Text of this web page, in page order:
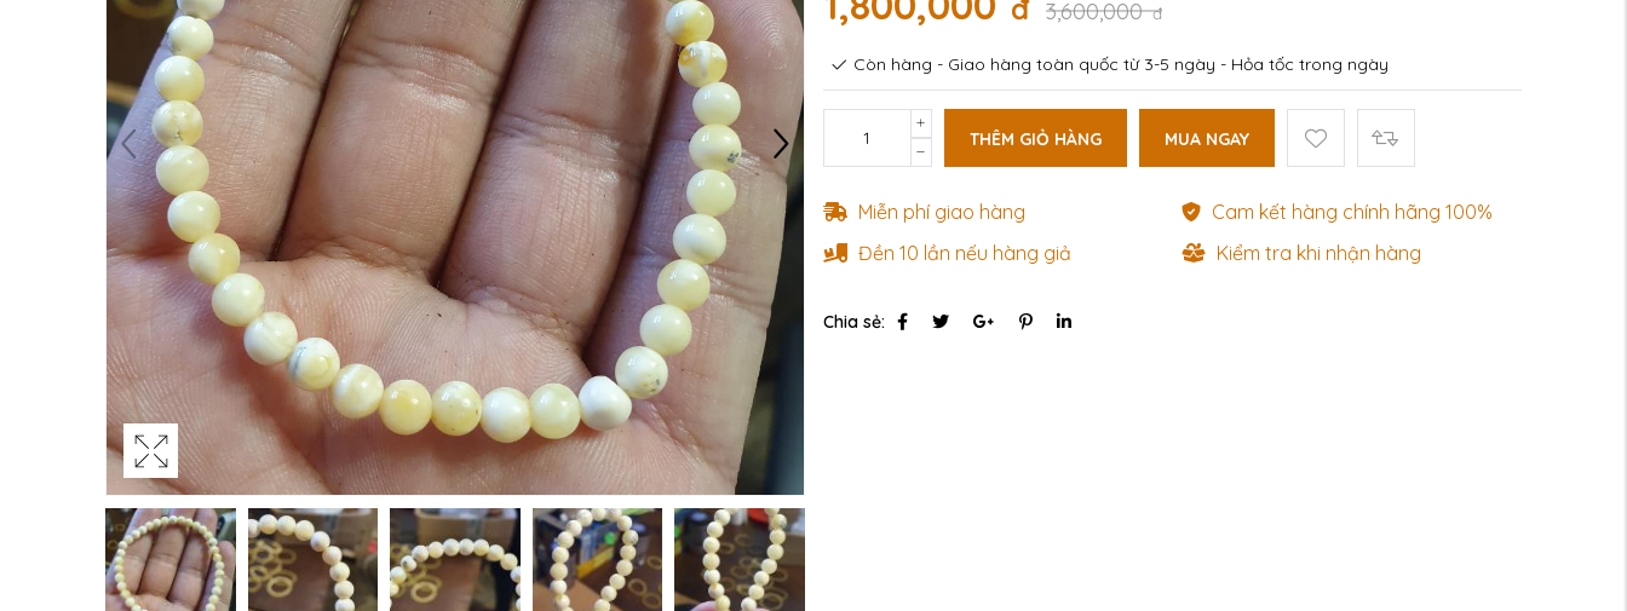
đ 3,600,000đ
Còn hàng - Giao hàng toàn quốc từ 3-5 ngày - Hỏa tốc trong ngày
THÊM GIỎ HÀNG MUA NGAY
Miễn phí giao hàng
Cam kết hàng chính hãng 100%
Đền 10 lần nếu hàng giả
Kiểm tra khi nhận hàng
Chia sẻ: